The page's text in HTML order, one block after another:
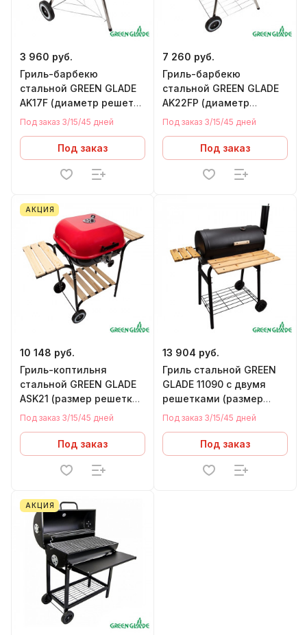
3 960 руб.
Гриль-барбекю
стальной GREEN GLADE
AK17F (диаметр решетки
415 мм)
Под заказ 3/15/45 дней
Под заказ
7 260 руб.
Гриль-барбекю
стальной GREEN GLADE
AK22FP (диаметр
решетки 530 мм)
Под заказ 3/15/45 дней
Под заказ
АКЦИЯ
10 148 руб.
Гриль-коптильня
стальной GREEN GLADE
ASK21 (размер решетки
470 х 470 мм)
Под заказ 3/15/45 дней
Под заказ
13 904 руб.
Гриль стальной GREEN
GLADE 11090 с двумя
решетками (размер
решетки 300 х 260 мм)
Под заказ 3/15/45 дней
Под заказ
АКЦИЯ